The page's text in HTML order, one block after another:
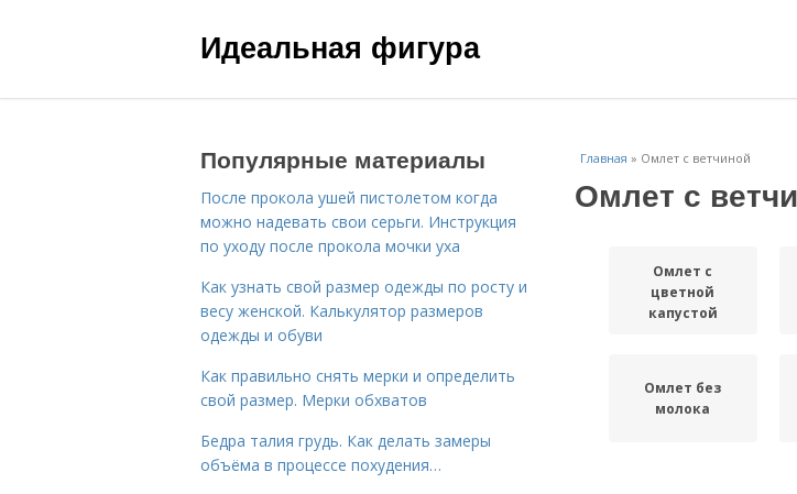
Идеальная фигура
Главная » Омлет с ветчиной
Омлет с
Омлет с
цветной
капустой
Омлет без
молока
Популярные материалы
После прокола ушей пистолетом когда
можно надевать свои серьги. Инструкция
по уходу после прокола мочки уха
Как узнать свой размер одежды по росту и
весу женской. Калькулятор размеров
одежды и обуви
Как правильно снять мерки и определить
свой размер. Мерки обхватов
Бедра талия грудь. Как делать замеры
объёма в процессе похудения…